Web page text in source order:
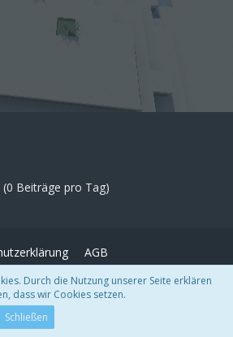
Beiträge pro Tag)
AGB
© FrostArea.net2026
Software:
Durch die Nutzung unserer Seite erklären
dass wir Cookies setzen.
Schließen